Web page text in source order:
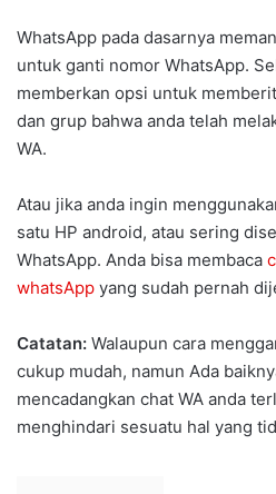
WhatsApp pada dasarnya
untuk ganti nomor WhatsApp.
memberkan opsi untuk
dan grup bahwa anda telah
WA.
Atau jika anda ingin
satu HP android, atau sering
WhatsApp. Anda bisa membaca
whatsApp yang sudah pernah
Catatan: Walaupun cara
cukup mudah, namun Ada
mencadangkan chat WA anda
menghindari sesuatu hal yang